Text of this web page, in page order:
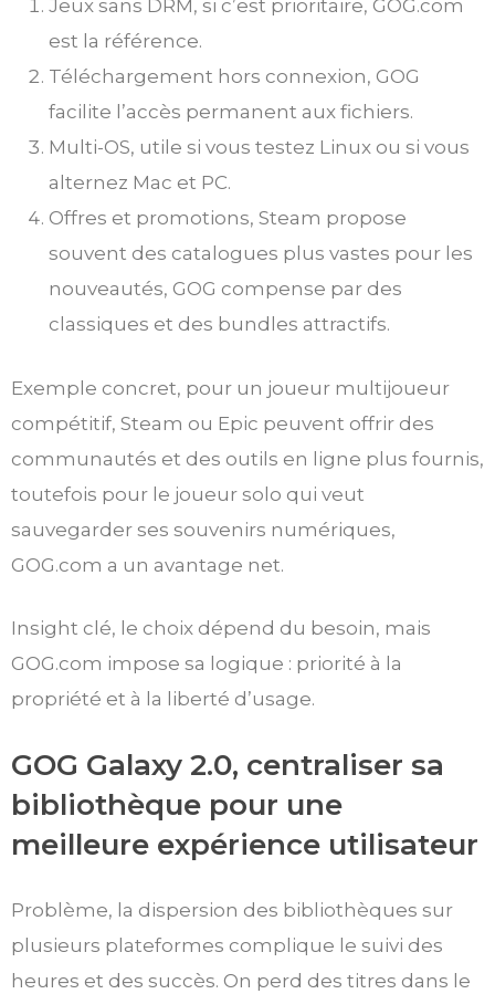
Jeux sans DRM, si c’est prioritaire, GOG.com
est la référence.
Téléchargement hors connexion, GOG
facilite l’accès permanent aux fichiers.
Multi-OS, utile si vous testez Linux ou si vous
alternez Mac et PC.
Offres et promotions, Steam propose
souvent des catalogues plus vastes pour les
nouveautés, GOG compense par des
classiques et des bundles attractifs.
Exemple concret, pour un joueur multijoueur
compétitif, Steam ou Epic peuvent offrir des
communautés et des outils en ligne plus fournis,
toutefois pour le joueur solo qui veut
sauvegarder ses souvenirs numériques,
GOG.com a un avantage net.
Insight clé, le choix dépend du besoin, mais
GOG.com impose sa logique : priorité à la
propriété et à la liberté d’usage.
GOG Galaxy 2.0, centraliser sa
bibliothèque pour une
meilleure expérience utilisateur
Problème, la dispersion des bibliothèques sur
plusieurs plateformes complique le suivi des
heures et des succès. On perd des titres dans le